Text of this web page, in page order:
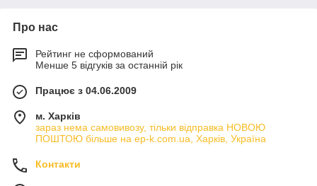
Про нас
Рейтинг не сформований
Менше 5 відгуків за останній рік
Працює з 04.06.2009
м. Харків
зараз нема самовивозу, тільки відправка НОВОЮ
ПОШТОЮ більше на ep-k.com.ua, Харків, Україна
Контакти